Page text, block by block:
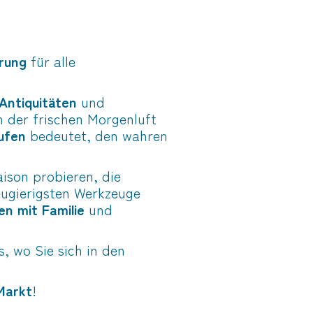
für alle
und
der frischen Morgenluft
bedeutet, den wahren
probieren, die
Werkzeuge
mit Familie und
wo Sie sich in den
!